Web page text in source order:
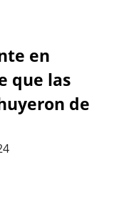
en
que las
de